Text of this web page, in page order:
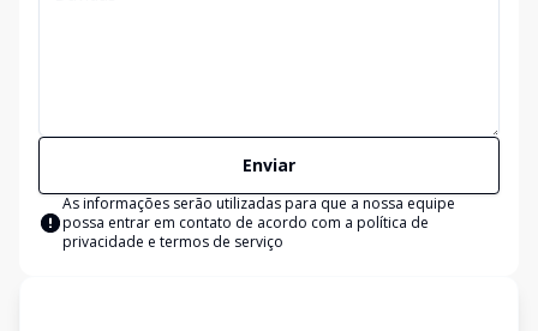
Enviar
As informações serão utilizadas para que a nossa equipe
possa entrar em contato de acordo com a política de
privacidade e termos de serviço